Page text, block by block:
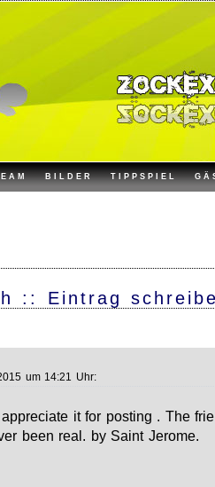
BILDER TIPPSPIEL
:: Eintrag
um 14:21 Uhr:
it for posting . The
been real. by Saint Jerome.